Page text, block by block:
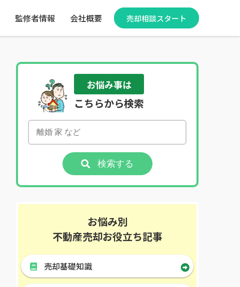
監修者情報 会社概要 売却相談スタート
お悩み事は
こちらから検索
検索する
お悩み別
不動産売却お役立ち記事
売却基礎知識